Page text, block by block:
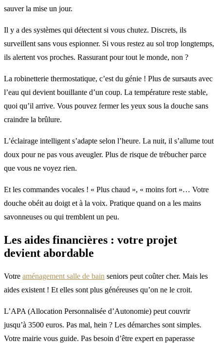
sauver la mise un jour.
Il y a des systèmes qui détectent si vous chutez. Discrets, ils
surveillent sans vous espionner. Si vous restez au sol trop longtemps,
ils alertent vos proches. Rassurant pour tout le monde, non ?
La robinetterie thermostatique, c’est du génie ! Plus de sursauts avec
l’eau qui devient bouillante d’un coup. La température reste stable,
quoi qu’il arrive. Vous pouvez fermer les yeux sous la douche sans
craindre la brûlure.
L’éclairage intelligent s’adapte selon l’heure. La nuit, il s’allume tout
doux pour ne pas vous aveugler. Plus de risque de trébucher parce
que vous ne voyez rien.
Et les commandes vocales ! « Plus chaud », « moins fort »… Votre
douche obéit au doigt et à la voix. Pratique quand on a les mains
savonneuses ou qui tremblent un peu.
Les aides financières : votre projet
devient abordable
Votre aménagement salle de bain seniors peut coûter cher. Mais les
aides existent ! Et elles sont plus généreuses qu’on ne le croit.
L’APA (Allocation Personnalisée d’Autonomie) peut couvrir
jusqu’à 3500 euros. Pas mal, hein ? Les démarches sont simples.
Votre mairie vous guide. Pas besoin d’être expert en paperasse